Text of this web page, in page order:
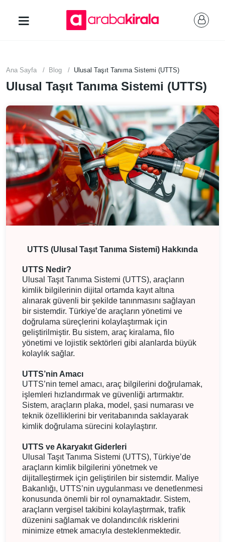
Ana Sayfa Blog Ulusal Taşıt Tanıma Sistemi (UTTS)
Ulusal Taşıt Tanıma Sistemi (UTTS)
UTTS (Ulusal Taşıt Tanıma Sistemi) Hakkında
UTTS Nedir?
Ulusal Taşıt Tanıma Sistemi (UTTS), araçların
kimlik bilgilerinin dijital ortamda kayıt altına
alınarak güvenli bir şekilde tanınmasını sağlayan
bir sistemdir. Türkiye’de araçların yönetimi ve
doğrulama süreçlerini kolaylaştırmak için
geliştirilmiştir. Bu sistem, araç kiralama, filo
yönetimi ve lojistik sektörleri gibi alanlarda büyük
kolaylık sağlar.
UTTS’nin Amacı
UTTS’nin temel amacı, araç bilgilerini doğrulamak,
işlemleri hızlandırmak ve güvenliği artırmaktır.
Sistem, araçların plaka, model, şasi numarası ve
teknik özelliklerini bir veritabanında saklayarak
kimlik doğrulama sürecini kolaylaştırır.
UTTS ve Akaryakıt Giderleri
Ulusal Taşıt Tanıma Sistemi (UTTS), Türkiye’de
araçların kimlik bilgilerini yönetmek ve
dijitalleştirmek için geliştirilen bir sistemdir. Maliye
Bakanlığı, UTTS’nin uygulanması ve denetlenmesi
konusunda önemli bir rol oynamaktadır. Sistem,
araçların vergisel takibini kolaylaştırmak, trafik
düzenini sağlamak ve dolandırıcılık risklerini
minimize etmek amacıyla desteklenmektedir.